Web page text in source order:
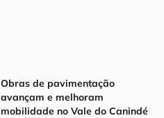
Obras de pavimentação
avançam e melhoram
mobilidade no Vale do Canindé